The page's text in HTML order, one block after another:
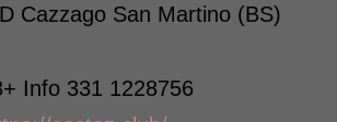
Cazzago San Martino (BS)
Info 331 1228756